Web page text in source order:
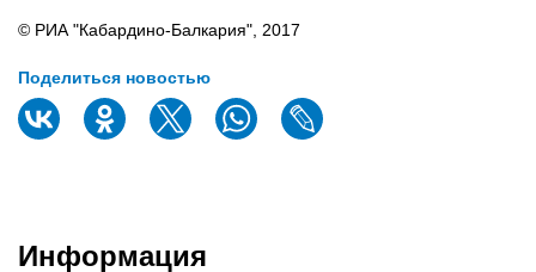
© РИА "Кабардино-Балкария", 2017
Поделиться новостью
Информация